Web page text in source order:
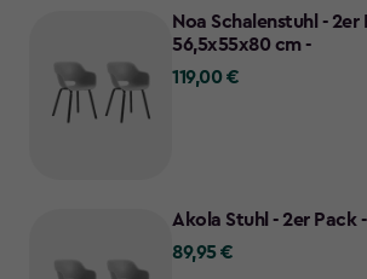
Noa Schalenstuhl - 2er
56,5x55x80 cm -
119,00
119,00 €
Akola Stuhl - 2er Pack
89,95
89,95 €